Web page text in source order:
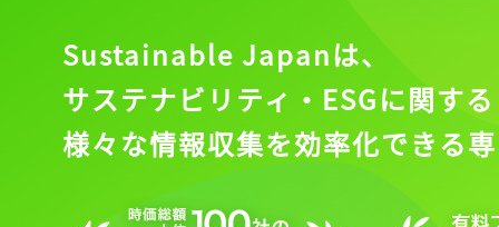
Sustainable Japanは、
サステナビリティ・ESGに関する
様々な情報収集を効率化できる